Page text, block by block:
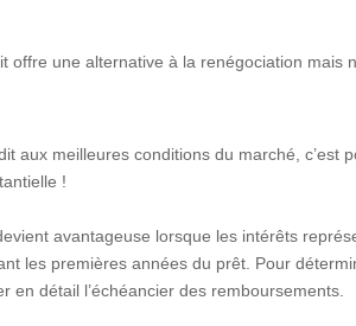
offre une alternative à la renégociation mais
aux meilleures conditions du marché, c’est
!
avantageuse lorsque les intérêts
les premières années du prêt. Pour
en détail l’échéancier des remboursements.